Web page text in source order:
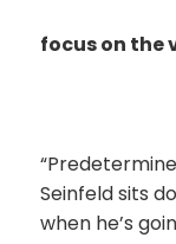
focus on the
Seinfeld sits
when he’s